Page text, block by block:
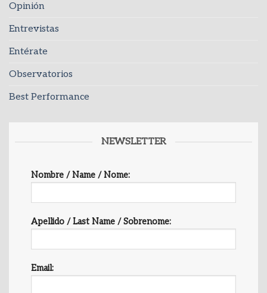
Opinión
Entrevistas
Entérate
Observatorios
Best Performance
NEWSLETTER
Nombre / Name / Nome:
Apellido / Last Name / Sobrenome:
Email: